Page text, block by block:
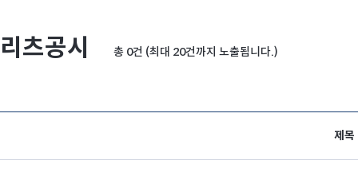
리츠공시 총 0건 (최대 20건까지 노출됩니다.)
제목